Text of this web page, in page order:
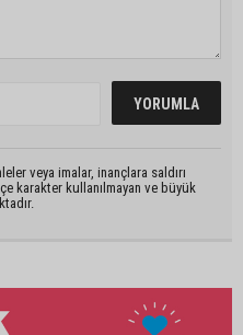
veya imalar, inançlara saldırı
karakter kullanılmayan ve büyük